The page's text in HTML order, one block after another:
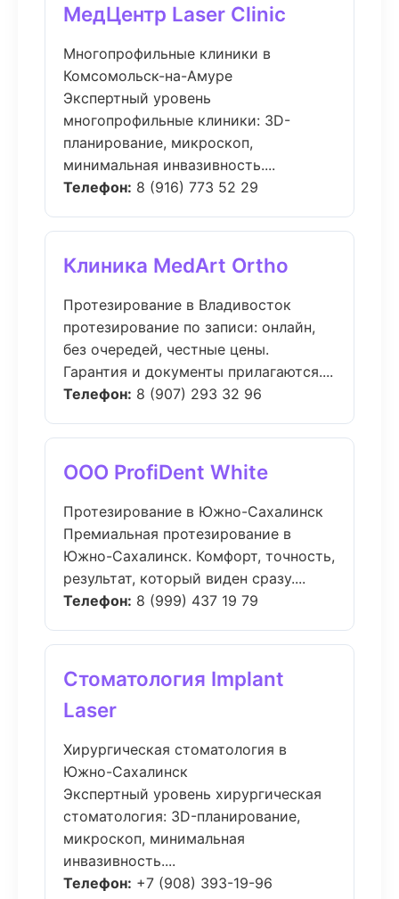
МедЦентр Laser Clinic
Многопрофильные клиники в
Комсомольск-на-Амуре
Экспертный уровень
многопрофильные клиники: 3D-
планирование, микроскоп,
минимальная инвазивность....
Телефон: 8 (916) 773 52 29
Клиника MedArt Ortho
Протезирование в Владивосток
протезирование по записи: онлайн,
без очередей, честные цены.
Гарантия и документы прилагаются....
Телефон: 8 (907) 293 32 96
ООО ProfiDent White
Протезирование в Южно-Сахалинск
Премиальная протезирование в
Южно-Сахалинск. Комфорт, точность,
результат, который виден сразу....
Телефон: 8 (999) 437 19 79
Стоматология Implant
Laser
Хирургическая стоматология в
Южно-Сахалинск
Экспертный уровень хирургическая
стоматология: 3D-планирование,
микроскоп, минимальная
инвазивность....
Телефон: +7 (908) 393-19-96